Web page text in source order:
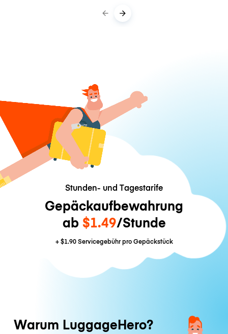
Stunden- und Tagestarife
Gepäckaufbewahrung
ab $1.49/Stunde
+$1.90Servicegebühr pro Gepäckstück
Warum LuggageHero?